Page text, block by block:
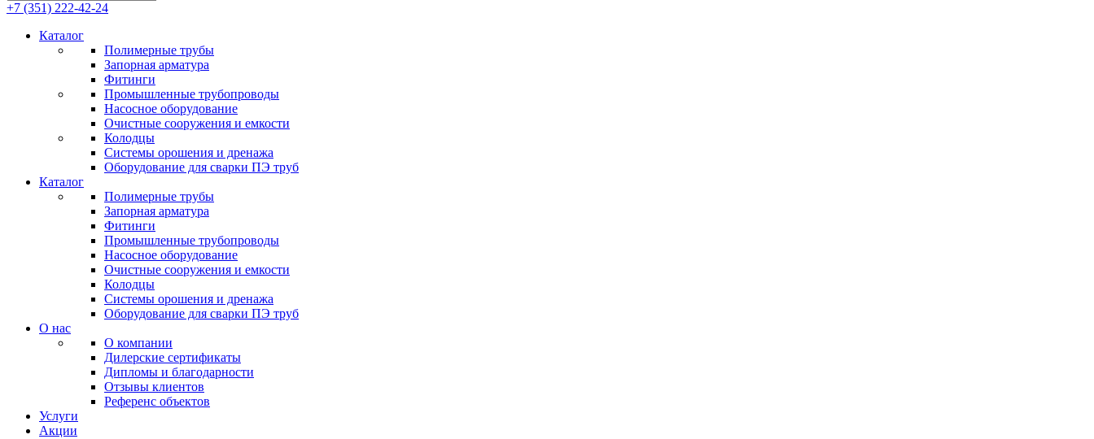
+7 (351) 222-42-24
Каталог
Полимерные трубы
Запорная арматура
Фитинги
Промышленные трубопроводы
Насосное оборудование
Очистные сооружения и емкости
Колодцы
Системы орошения и дренажа
Оборудование для сварки ПЭ труб
Каталог
Полимерные трубы
Запорная арматура
Фитинги
Промышленные трубопроводы
Насосное оборудование
Очистные сооружения и емкости
Колодцы
Системы орошения и дренажа
Оборудование для сварки ПЭ труб
О нас
О компании
Дилерские сертификаты
Дипломы и благодарности
Отзывы клиентов
Референс объектов
Услуги
Акции